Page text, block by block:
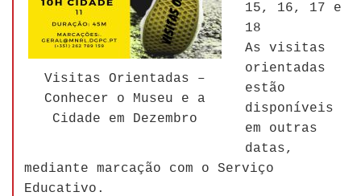
Visitas Orientadas –
Conhecer o Museu e a
Cidade em Dezembro
15, 16, 17 e
18
As visitas
orientadas
estão
disponíveis
em outras
datas,
mediante marcação com o Serviço
Educativo.